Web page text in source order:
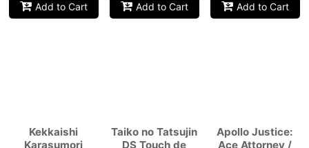
Add to Cart Add to Cart Add to Cart
Kekkaishi
Karasumori
Taiko no Tatsujin
DS Touch de
Apollo Justice:
Ace Attorney /